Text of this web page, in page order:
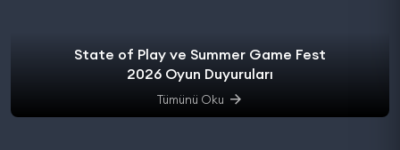
State of Play ve Summer Game Fest
2026 Oyun Duyuruları
Tümünü Oku